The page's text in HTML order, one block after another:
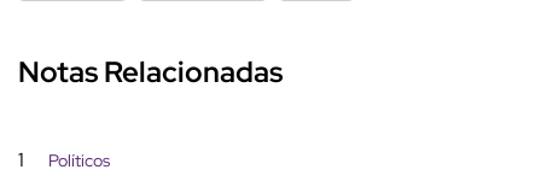
Notas Relacionadas
1 Políticos